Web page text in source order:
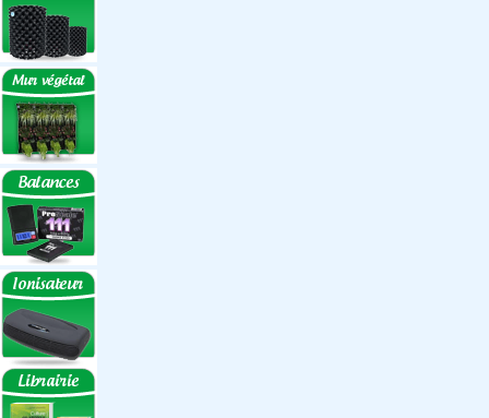
Box Discount
Box par marque
Hortibox
Homebox
Dark Room II
GrowLab
Box par taille
Box 40 cm
Box 60 cm
Box 80-90 cm
Box 120 cm
Autres tailles Box